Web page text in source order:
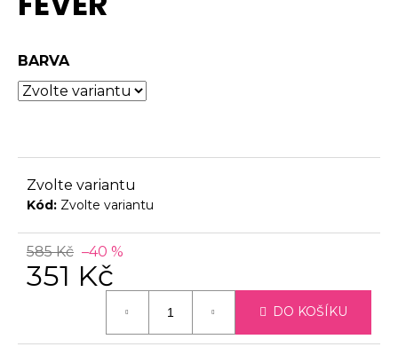
hvězdiček.
BARVA
Zvolte variantu
Kód: Zvolte variantu
585 Kč –40 %
351 Kč
DO KOŠÍKU
č
e
m
e